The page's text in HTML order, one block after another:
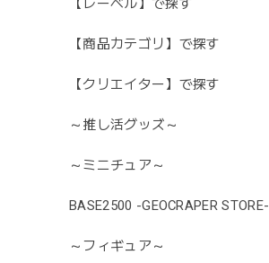
【レーベル】で探す
【商品カテゴリ】で探す
【クリエイター】で探す
～推し活グッズ～
～ミニチュア～
BASE2500 -GEOCRAPER STORE-
～フィギュア～